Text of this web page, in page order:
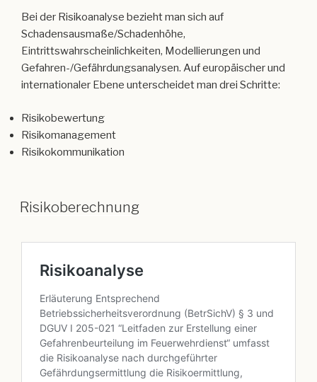
Bei der Risikoanalyse bezieht man sich auf
Schadensausmaße/Schadenhöhe,
Eintrittswahrscheinlichkeiten, Modellierungen und
Gefahren-/Gefährdungsanalysen. Auf europäischer und
internationaler Ebene unterscheidet man drei Schritte:
Risikobewertung
Risikomanagement
Risikokommunikation
Risikoberechnung